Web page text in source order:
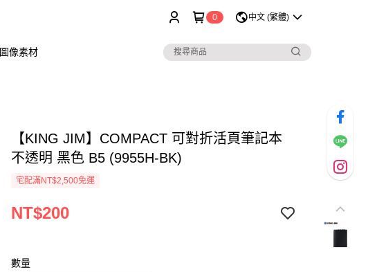
0 中文 (繁體)
圖像素材
【KING JIM】COMPACT 可對折活頁筆記本
不透明 黑色 B5 (9955H-BK)
宅配滿NT$2,500免運
NT$200
數量